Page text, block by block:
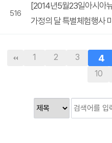
516
[2014년5월23일아시아
가정의 달 특별체험행사
1 2 3 4
10